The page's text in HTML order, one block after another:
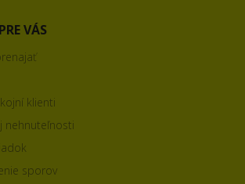
VÁS
klienti
nehnuteľnosti
sporov